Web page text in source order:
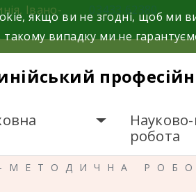
Івано-
03433 62380
робота
МЕТОДИЧНА
якщо ви не згодні, щоб ми
випадку ми не